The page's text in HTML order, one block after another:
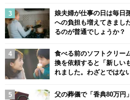
娘夫婦が仕事の日は毎日
への負担も増えてきまし
るのが普通でしょうか？
食べる前のソフトクリー
換を依頼すると「新しい
れました。わざとではな
父の葬儀で「香典80万円